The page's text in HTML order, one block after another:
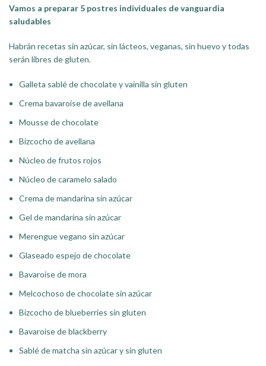
Vamos a preparar 5 postres individuales de vanguardia
saludables
Habrán recetas sin azúcar, sin lácteos, veganas, sin huevo y todas
serán libres de gluten.
Galleta sablé de chocolate y vainilla sin gluten
Crema bavaroise de avellana
Mousse de chocolate
Bizcocho de avellana
Núcleo de frutos rojos
Núcleo de caramelo salado
Crema de mandarina sin azúcar
Gel de mandarina sin azúcar
Merengue vegano sin azúcar
Glaseado espejo de chocolate
Bavaroise de mora
Melcochoso de chocolate sin azúcar
Bizcocho de blueberries sin gluten
Bavaroise de blackberry
Sablé de matcha sin azúcar y sin gluten